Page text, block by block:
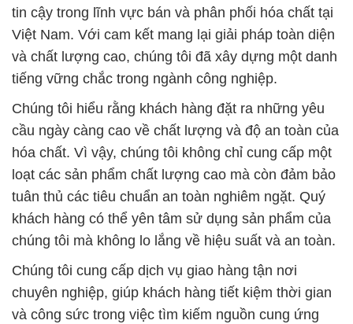
tin cậy trong lĩnh vực bán và phân phối hóa chất tại
Việt Nam. Với cam kết mang lại giải pháp toàn diện
và chất lượng cao, chúng tôi đã xây dựng một danh
tiếng vững chắc trong ngành công nghiệp.
Chúng tôi hiểu rằng khách hàng đặt ra những yêu
cầu ngày càng cao về chất lượng và độ an toàn của
hóa chất. Vì vậy, chúng tôi không chỉ cung cấp một
loạt các sản phẩm chất lượng cao mà còn đảm bảo
tuân thủ các tiêu chuẩn an toàn nghiêm ngặt. Quý
khách hàng có thể yên tâm sử dụng sản phẩm của
chúng tôi mà không lo lắng về hiệu suất và an toàn.
Chúng tôi cung cấp dịch vụ giao hàng tận nơi
chuyên nghiệp, giúp khách hàng tiết kiệm thời gian
và công sức trong việc tìm kiếm nguồn cung ứng